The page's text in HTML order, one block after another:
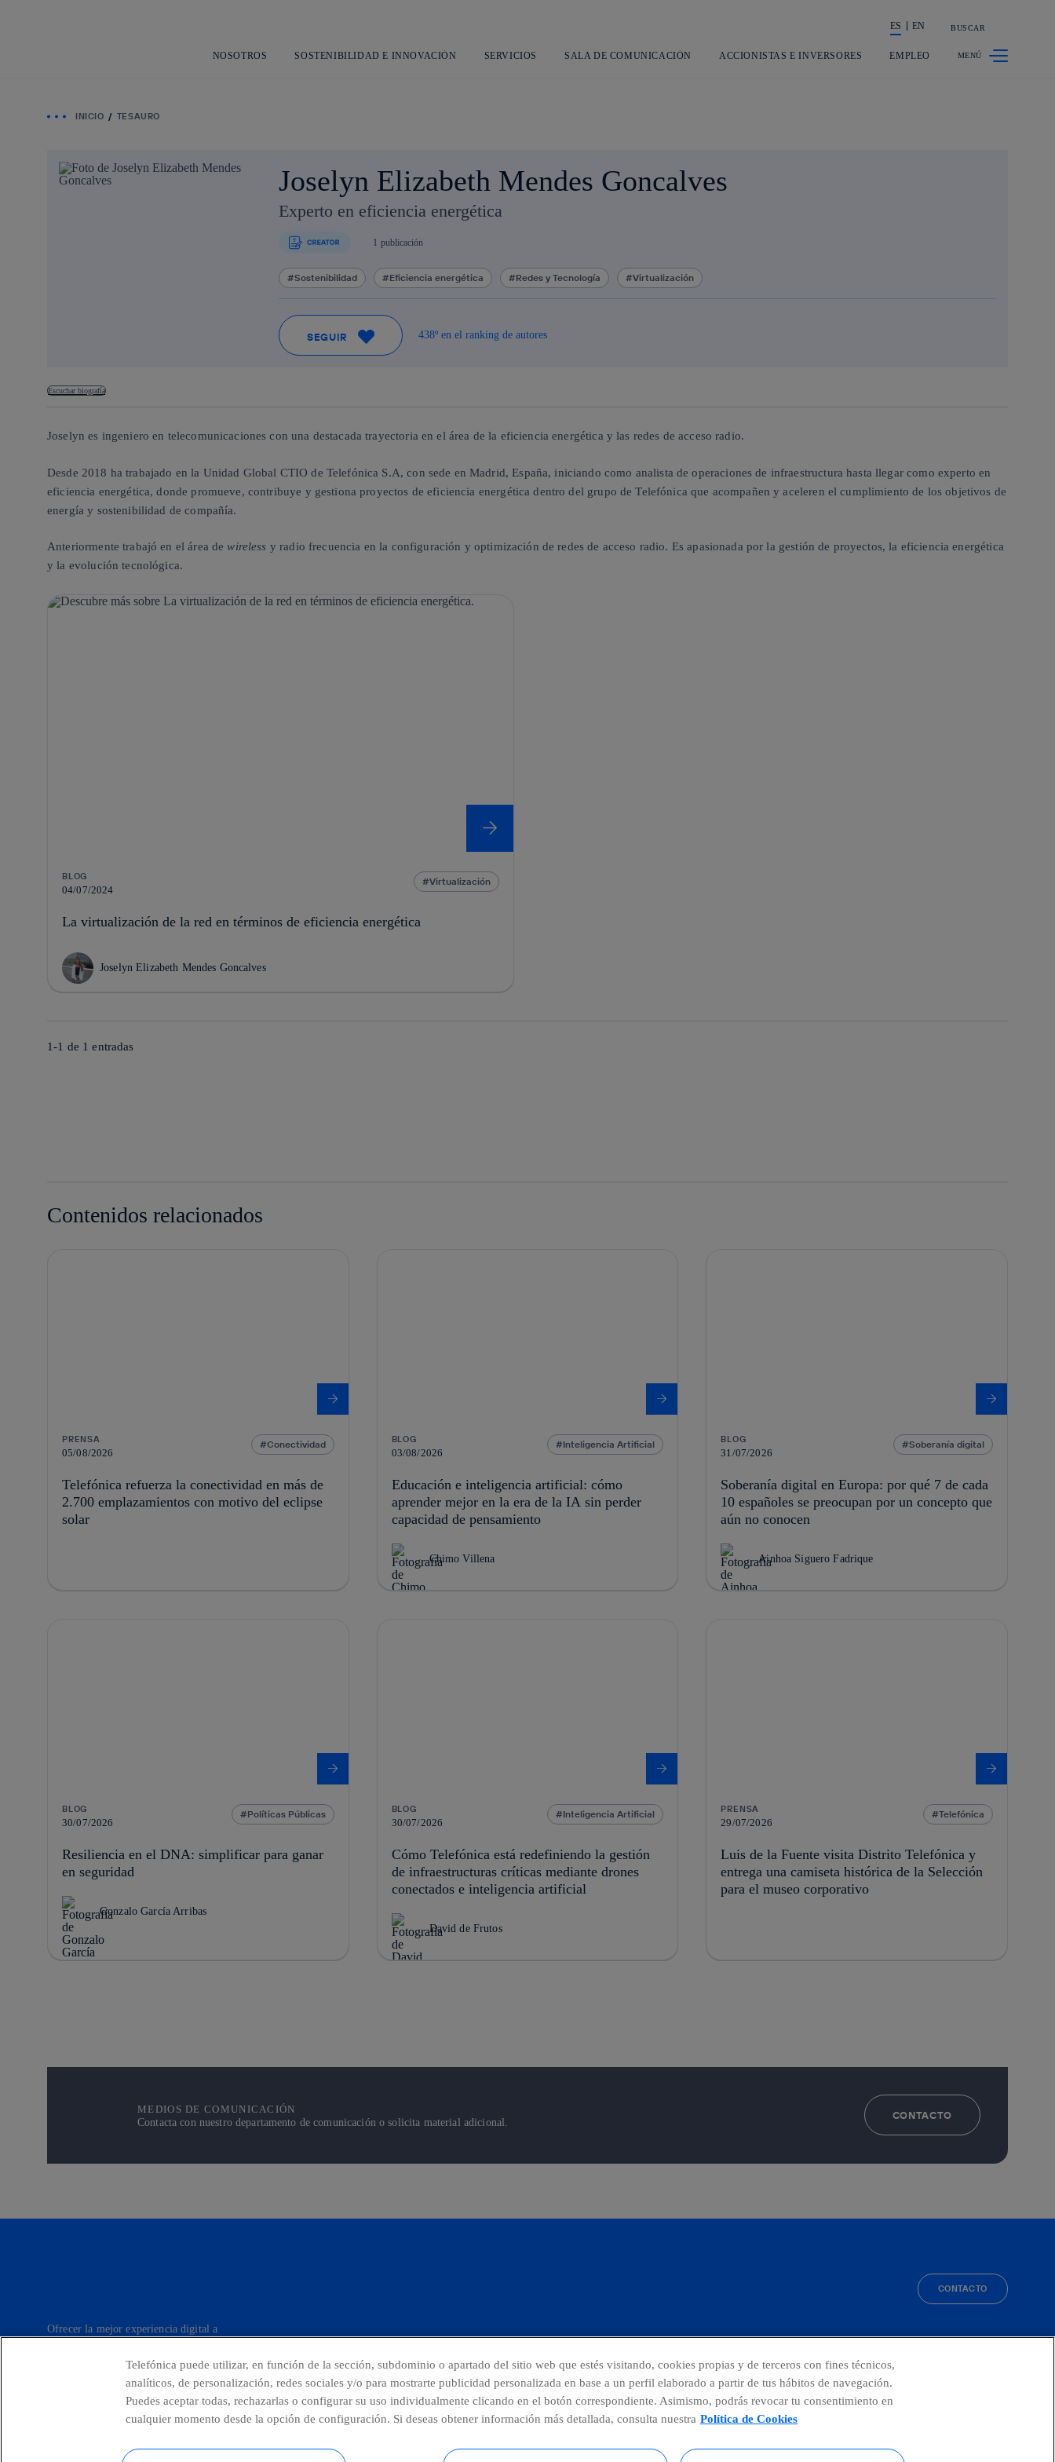
principal
La acción en accionistas e inversores
ES EN BUSCAR
NOSOTROS SOSTENIBILIDAD E INNOVACIÓN SERVICIOS SALA DE COMUNICACIÓN ACCIONISTAS E INVERSORES EMPLEO
INICIO TESAURO
Joselyn Elizabeth Mendes Goncalves
Experto en eficiencia energética
1 publicación
Sostenibilidad Eficiencia energética Redes y Tecnología Virtualización
SEGUIR 438º en el ranking de autores
Escuchar biografía
Joselyn es ingeniero en telecomunicaciones con una destacada trayectoria en el área de la eficiencia energética y las redes de acceso radio.
Desde 2018 ha trabajado en la Unidad Global CTIO de Telefónica S.A, con sede en Madrid, España, iniciando como analista de operaciones de infraestructura hasta llegar como experto en
eficiencia energética, donde promueve, contribuye y gestiona proyectos de eficiencia energética dentro del grupo de Telefónica que acompañen y aceleren el cumplimiento de los objetivos de
energía y sostenibilidad de compañía.
Anteriormente trabajó en el área dewireless y radio frecuencia en la configuración y optimización de redes de acceso radio. Es apasionada por la gestión de proyectos, la eficiencia energética
y la evolución tecnológica.
BLOG
04/07/2024
Virtualización
La virtualización de la red en términos de eficiencia energética
Joselyn Elizabeth Mendes Goncalves
1-1 de 1 entradas
Contenidos relacionados
PRENSA
05/08/2026
Conectividad
Telefónica refuerza la conectividad en más de
2.700 emplazamientos con motivo del eclipse
solar
BLOG
03/08/2026
Inteligencia Artificial
Educación e inteligencia artificial: cómo
aprender mejor en la era de la IA sin perder
capacidad de pensamiento
Chimo Villena
BLOG
31/07/2026
Soberanía digital
Soberanía digital en Europa: por qué 7 de cada
10 españoles se preocupan por un concepto que
aún no conocen
Ainhoa Siguero Fadrique
BLOG
30/07/2026
Políticas Públicas
Resiliencia en el DNA: simplificar para ganar
en seguridad
Gonzalo García Arribas
BLOG
30/07/2026
Inteligencia Artificial
Cómo Telefónica está redefiniendo la gestión
de infraestructuras críticas mediante drones
conectados e inteligencia artificial
David de Frutos
PRENSA
29/07/2026
Telefónica
Luis de la Fuente visita Distrito Telefónica y
entrega una camiseta histórica de la Selección
para el museo corporativo
MEDIOS DE COMUNICACIÓN
Contacta con nuestro departamento de comunicación o solicita material adicional.
CONTACTO
Ofrecer la mejor experiencia digital a
youtube
CONTACTO
Telefónica en redes sociales Canal de Denuncias Centro Global Transparencia
Telefónica puede utilizar, en función de la sección, subdominio o apartado del sitio web que estés visitando, cookies propias y de terceros con fines técnicos,
analíticos, de personalización, redes sociales y/o para mostrarte publicidad personalizada en base a un perfil elaborado a partir de tus hábitos de navegación.
Puedes aceptar todas, rechazarlas o configurar su uso individualmente clicando en el botón correspondiente. Asimismo, podrás revocar tu consentimiento en
cualquier momento desde la opción de configuración. Si deseas obtener información más detallada, consulta nuestra Política de Cookies